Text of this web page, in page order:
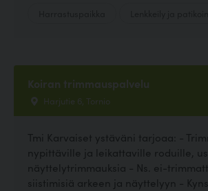
Koiran trimmauspalvelu
Harjutie 6, Tornio
Tmi Karvaiset ystäväni tarjoaa: -
nypittäville ja leikattaville roduille,
näyttelytrimmauksia - Ns. ei-
siistimisiä arkeen ja näyttelyyn -